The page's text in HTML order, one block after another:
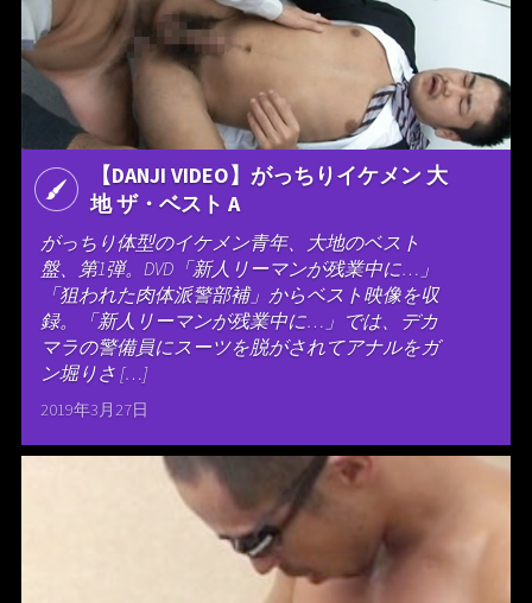
【DANJI VIDEO】がっちりイケメン 大
地 ザ・ベスト A
がっちり体型のイケメン青年、大地のベスト
盤、第1弾。DVD「新人リーマンが残業中に…」
「狙われた肉体派警部補」からベスト映像を収
録。「新人リーマンが残業中に…」では、デカ
マラの警備員にスーツを脱がされてアナルをガ
ン堀りさ […]
2019年3月27日